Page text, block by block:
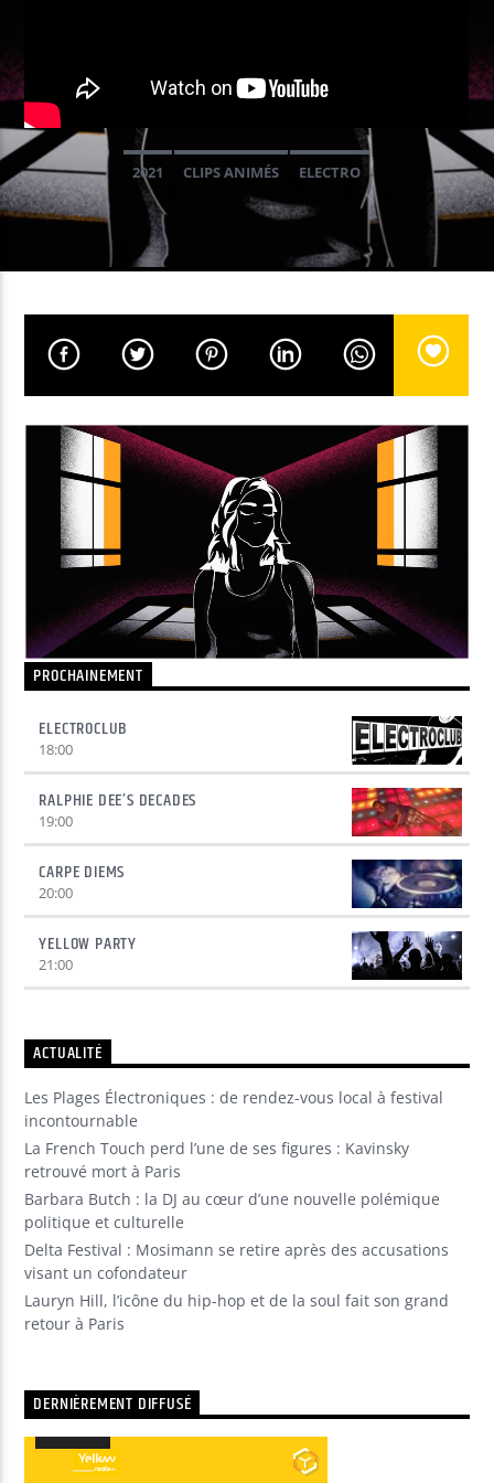
EN CE MOMENT
PANDHORA
EMISSION EN COURS
NON-STOP MUSIC
14:00 17:59
UPCOMING SHOW
ELECTROCLUB
18:00 18:59
Yellow Radio
Yellow Riviera
2021 CLIPS ANIMÉS ELECTRO
PROCHAINEMENT
ELECTROCLUB
18:00
RALPHIE DEE’S DECADES
19:00
CARPE DIEMS
20:00
YELLOW PARTY
21:00
ACTUALITÉ
Les Plages Électroniques : de rendez-vous local à festival
incontournable
La French Touch perd l’une de ses figures : Kavinsky
retrouvé mort à Paris
Barbara Butch : la DJ au cœur d’une nouvelle polémique
politique et culturelle
Delta Festival : Mosimann se retire après des accusations
visant un cofondateur
Lauryn Hill, l’icône du hip-hop et de la soul fait son grand
retour à Paris
DERNIÈREMENT DIFFUSÉ
Lecteur